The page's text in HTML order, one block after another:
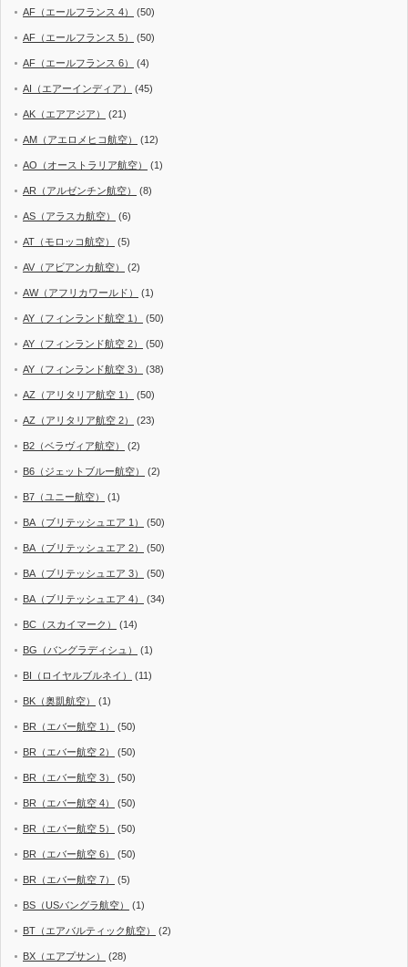
AF（エールフランス 4） (50)
AF（エールフランス 5） (50)
AF（エールフランス 6） (4)
AI（エアーインディア） (45)
AK（エアアジア） (21)
AM（アエロメヒコ航空） (12)
AO（オーストラリア航空） (1)
AR（アルゼンチン航空） (8)
AS（アラスカ航空） (6)
AT（モロッコ航空） (5)
AV（アビアンカ航空） (2)
AW（アフリカワールド） (1)
AY（フィンランド航空 1） (50)
AY（フィンランド航空 2） (50)
AY（フィンランド航空 3） (38)
AZ（アリタリア航空 1） (50)
AZ（アリタリア航空 2） (23)
B2（ベラヴィア航空） (2)
B6（ジェットブルー航空） (2)
B7（ユニー航空） (1)
BA（ブリテッシュエア 1） (50)
BA（ブリテッシュエア 2） (50)
BA（ブリテッシュエア 3） (50)
BA（ブリテッシュエア 4） (34)
BC（スカイマーク） (14)
BG（バングラディシュ） (1)
BI（ロイヤルブルネイ） (11)
BK（奥凱航空） (1)
BR（エバー航空 1） (50)
BR（エバー航空 2） (50)
BR（エバー航空 3） (50)
BR（エバー航空 4） (50)
BR（エバー航空 5） (50)
BR（エバー航空 6） (50)
BR（エバー航空 7） (5)
BS（USバングラ航空） (1)
BT（エアバルティック航空） (2)
BX（エアプサン） (28)